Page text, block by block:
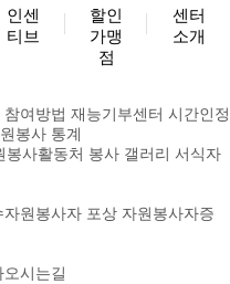
인센
티브
할인
가맹
점
센터
소개
여방법 재능기부센터 시간인정
봉사 통계
봉사활동처 봉사 갤러리 서식자
자원봉사자 포상 자원봉사자증
오시는길